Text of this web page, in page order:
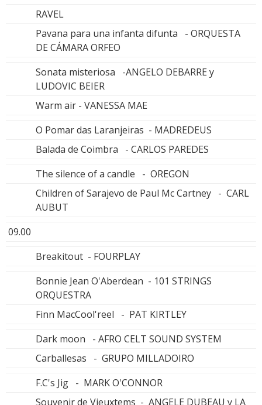
RAVEL
Pavana para una infanta difunta - ORQUESTA
DE CÁMARA ORFEO
Sonata misteriosa -ANGELO DEBARRE y
LUDOVIC BEIER
Warm air - VANESSA MAE
O Pomar das Laranjeiras - MADREDEUS
Balada de Coimbra - CARLOS PAREDES
The silence of a candle - OREGON
Children of Sarajevo de Paul Mc Cartney - CARL
AUBUT
09.00
Breakitout - FOURPLAY
Bonnie Jean O'Aberdean - 101 STRINGS
ORQUESTRA
Finn MacCool'reel - PAT KIRTLEY
Dark moon - AFRO CELT SOUND SYSTEM
Carballesas - GRUPO MILLADOIRO
F.C's Jig - MARK O'CONNOR
Souvenir de Vieuxtems - ANGELE DUBEAU y LA